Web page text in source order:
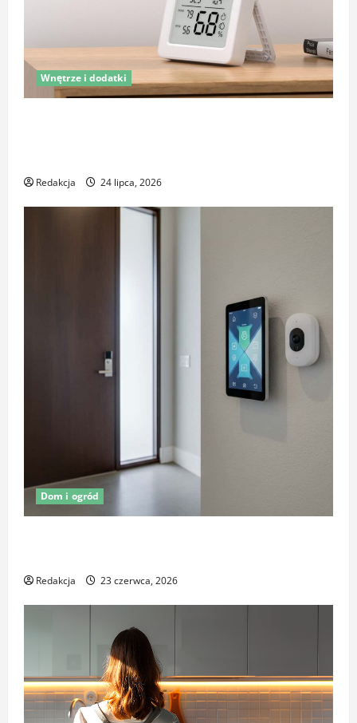
Wnętrze i dodatki
Redakcja 24 lipca, 2026
Dom i ogród
Redakcja 23 czerwca, 2026